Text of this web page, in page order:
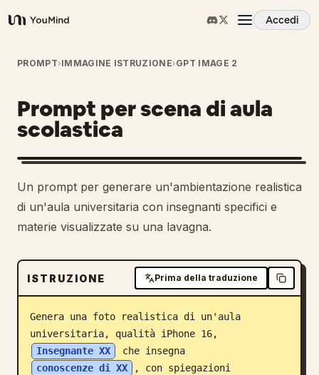
YouMind
Accedi
Panoramica
Casi d'uso
Abilità
Prompt
Scarica
Blog
PROMPT›IMMAGINE ISTRUZIONE›GPT IMAGE 2
Prompt per scena di aula
scolastica
Un prompt per generare un'ambientazione realistica
di un'aula universitaria con insegnanti specifici e
materie visualizzate su una lavagna.
ISTRUZIONE Prima della traduzione
Genera una foto realistica di un'aula
universitaria, qualità iPhone 16,
Insegnante XX
che insegna
conoscenze di XX
, con spiegazioni